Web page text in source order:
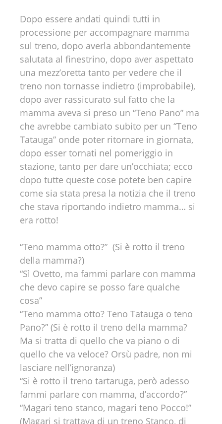
Dopo essere andati quindi tutti in
processione per accompagnare mamma
sul treno, dopo averla abbondantemente
salutata al finestrino, dopo aver aspettato
una mezz’oretta tanto per vedere che il
treno non tornasse indietro (improbabile),
dopo aver rassicurato sul fatto che la
mamma aveva si preso un “Teno Pano” ma
che avrebbe cambiato subito per un “Teno
Tatauga” onde poter ritornare in giornata,
dopo esser tornati nel pomeriggio in
stazione, tanto per dare un’occhiata; ecco
dopo tutte queste cose potete ben capire
come sia stata presa la notizia che il treno
che stava riportando indietro mamma… si
era rotto!
“Teno mamma otto?” (Si è rotto il treno
della mamma?)
“Sì Ovetto, ma fammi parlare con mamma
che devo capire se posso fare qualche
cosa”
“Teno mamma otto? Teno Tatauga o teno
Pano?” (Si è rotto il treno della mamma?
Ma si tratta di quello che va piano o di
quello che va veloce? Orsù padre, non mi
lasciare nell’ignoranza)
“Si è rotto il treno tartaruga, però adesso
fammi parlare con mamma, d’accordo?”
“Magari teno stanco, magari teno Pocco!”
(Magari si trattava di un treno Stanco, di